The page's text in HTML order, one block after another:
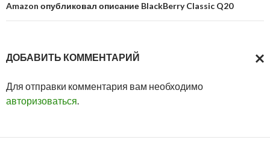
Amazon опубликовал описание BlackBerry Classic Q20
ДОБАВИТЬ КОММЕНТАРИЙ
Для отправки комментария вам необходимо
авторизоваться.